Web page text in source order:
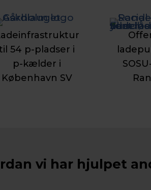
54 p-pladser i
p-kælder i
København SV
vi har hjulpet